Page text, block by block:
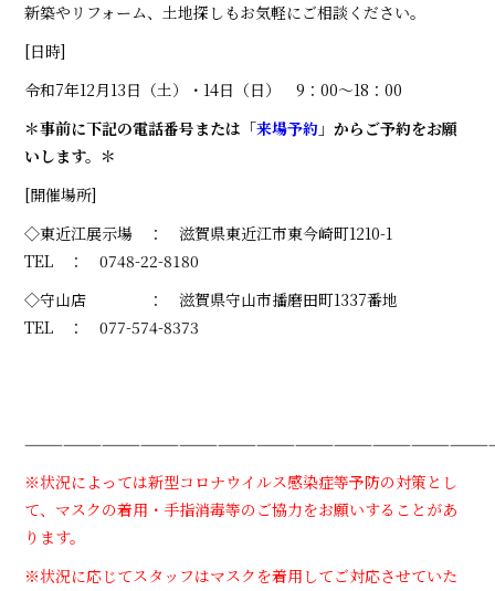
新築やリフォーム、土地探しもお気軽にご相談ください。
[日時]
令和7年12月13日（土）・14日（日） 9：00～18：00
＊事前に下記の電話番号または「来場予約 」からご予約をお願
いします。＊
[開催場所]
◇東近江展示場 ： 滋賀県東近江市東今崎町1210-1
TEL ： 0748-22-8180
◇守山店 ： 滋賀県守山市播磨田町1337番地
TEL ： 077-574-8373
※状況によっては新型コロナウイルス感染症等予防の対策とし
て、マスクの着用・手指消毒等のご協力をお願いすることがあ
ります。
※状況に応じてスタッフはマスクを着用してご対応させていた